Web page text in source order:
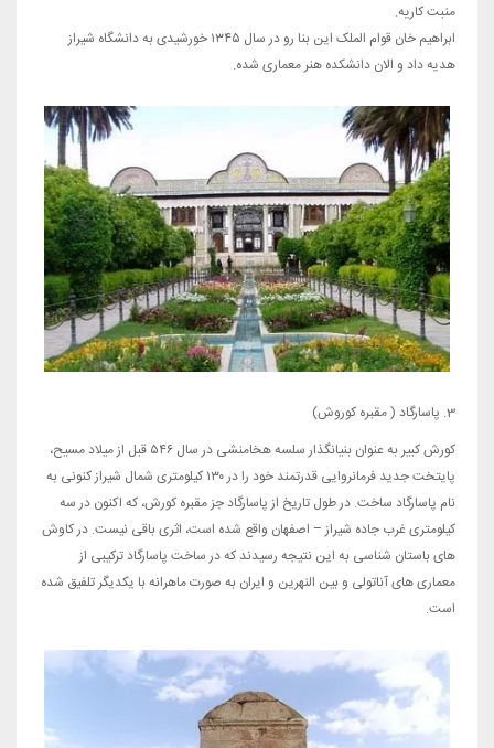
منبت کاریه.
ابراهیم خان قوام الملک این بنا رو در سال ۱۳۴۵ خورشیدی به دانشگاه شیراز
هدیه داد و الان دانشکده هنر معماری شده.
3. پاسارگاد ( مقبره کوروش)
کورش کبیر به عنوان بنیانگذار سلسه هخامنشی در سال ۵۴۶ قبل از میلاد مسیح،
پایتخت جدید فرمانروایی قدرتمند خود را در ۱۳۰ کیلومتری شمال شیراز کنونی به
نام پاسارگاد ساخت. در طول تاریخ از پاسارگاد جز مقبره کورش، که اکنون در سه
کیلومتری غرب جاده شیراز – اصفهان واقع شده است، اثری باقی نیست. در کاوش
های باستان شناسی به این نتیجه رسیدند که در ساخت پاسارگاد ترکیبی از
معماری های آناتولی و بین النهرین و ایران به صورت ماهرانه با یکدیگر تلفیق شده
است.